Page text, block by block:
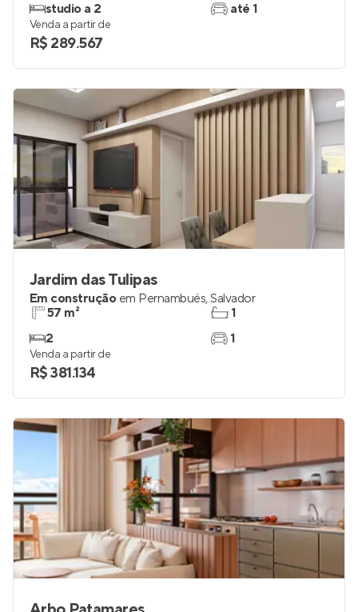
studio a 2
até 1
Venda a partir de
R$ 289.567
Jardim das Tulipas
Em construção em Pernambués,Salvador
57 m²
2
1
1
Venda a partir de
R$ 381.134